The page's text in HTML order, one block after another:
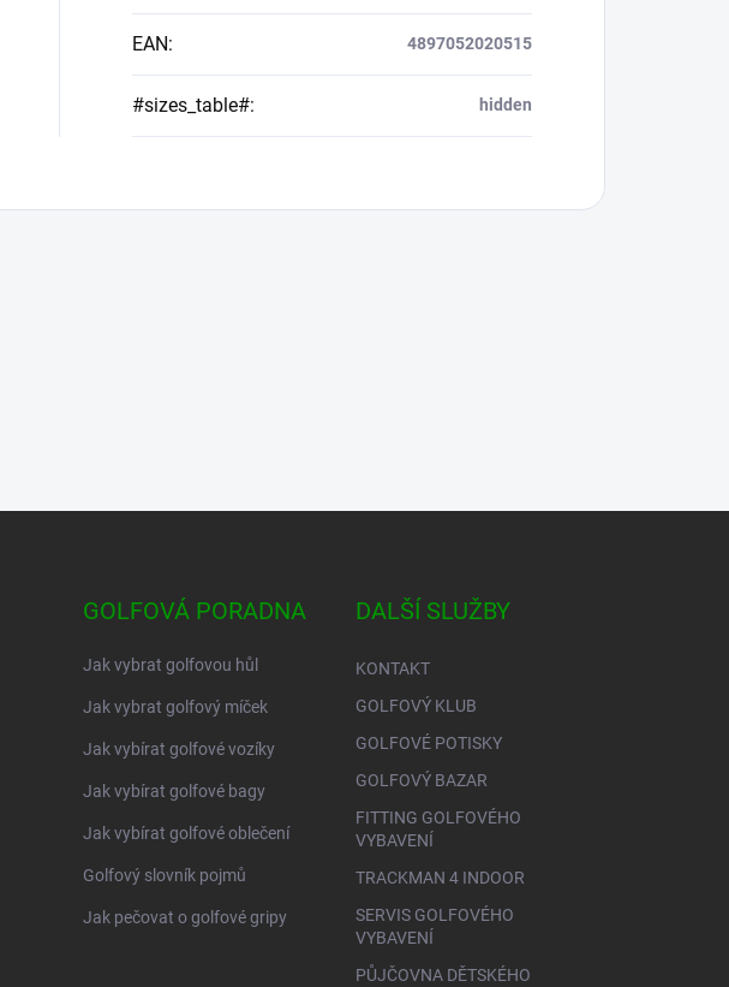
EAN: 4897052020515
#sizes_table#: hidden
GOLFOVÁ PORADNA
Jak vybrat golfovou hůl
Jak vybrat golfový míček
Jak vybírat golfové vozíky
Jak vybírat golfové bagy
Jak vybírat golfové oblečení
Golfový slovník pojmů
Jak pečovat o golfové gripy
DALŠÍ SLUŽBY
KONTAKT
GOLFOVÝ KLUB
GOLFOVÉ POTISKY
GOLFOVÝ BAZAR
FITTING GOLFOVÉHO
VYBAVENÍ
TRACKMAN 4 INDOOR
SERVIS GOLFOVÉHO
VYBAVENÍ
PŮJČOVNA DĚTSKÉHO